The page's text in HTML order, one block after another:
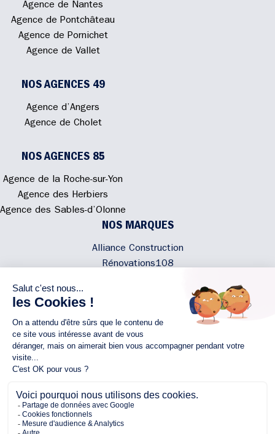
Agence de Nantes
Agence de Pontchâteau
Agence de Pornichet
Agence de Vallet
NOS AGENCES 49
Agence d’Angers
Agence de Cholet
NOS AGENCES 85
Agence de la Roche-sur-Yon
Agence des Herbiers
Agence des Sables-d’Olonne
NOS MARQUES
Alliance Construction
Rénovations108
NOUS CONTACTER
02 40 300 200
NOUS SUIVRE